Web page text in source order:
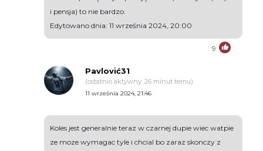
i pensja) to nie bardzo.
Edytowano dnia: 11 września 2024, 20:00
9
Pavlović31
(ostatnio aktywny: 26 minut temu)
11 września 2024, 21:46
Koles jest generalnie teraz w czarnej dupie wiec watpie
ze moze wymagac tyle i chcial bo zaraz skonczy z